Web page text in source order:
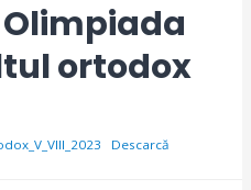
ortodox
Descarcă